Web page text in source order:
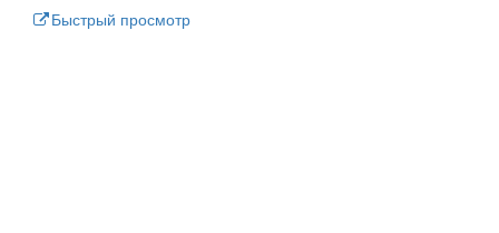
Быстрый просмотр